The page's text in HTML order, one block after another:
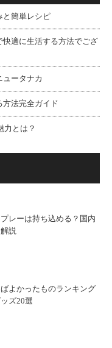
と簡単レシピ
適に生活する方法でござ
ュータナカ
方法完全ガイド
力とは？
レーは持ち込める？国内
説
よかったものランキング
ズ20選